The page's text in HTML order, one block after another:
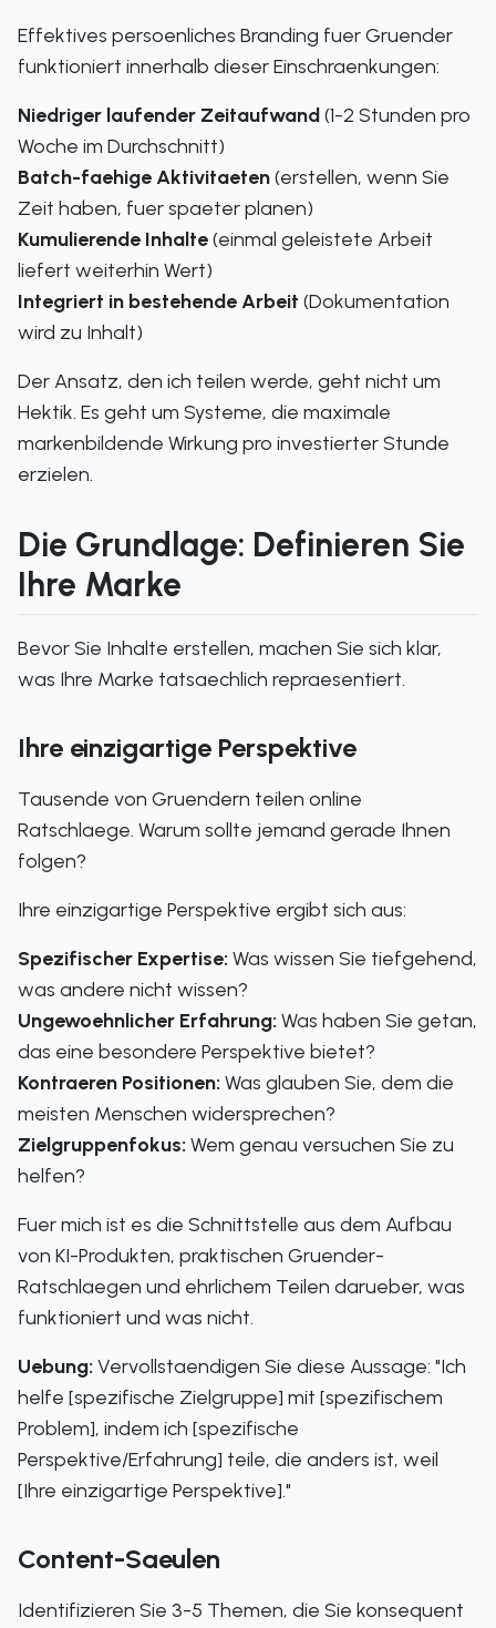
Effektives persoenliches Branding fuer Gruender
funktioniert innerhalb dieser Einschraenkungen:
Niedriger laufender Zeitaufwand(1-2 Stunden pro
Woche im Durchschnitt)
Batch-faehige Aktivitaeten(erstellen, wenn Sie
Zeit haben, fuer spaeter planen)
Kumulierende Inhalte(einmal geleistete Arbeit
liefert weiterhin Wert)
Integriert in bestehende Arbeit (Dokumentation
wird zu Inhalt)
Der Ansatz, den ich teilen werde, geht nicht um
Hektik. Es geht um Systeme, die maximale
markenbildende Wirkung pro investierter Stunde
erzielen.
Die Grundlage: Definieren Sie
Ihre Marke
Bevor Sie Inhalte erstellen, machen Sie sich klar,
was Ihre Marke tatsaechlich repraesentiert.
Ihre einzigartige Perspektive
Tausende von Gruendern teilen online
Ratschlaege. Warum sollte jemand gerade Ihnen
folgen?
Ihre einzigartige Perspektive ergibt sich aus:
Spezifischer Expertise: Was wissen Sie tiefgehend,
was andere nicht wissen?
Ungewoehnlicher Erfahrung: Was haben Sie getan,
das eine besondere Perspektive bietet?
Kontraeren Positionen: Was glauben Sie, dem die
meisten Menschen widersprechen?
Zielgruppenfokus: Wem genau versuchen Sie zu
helfen?
Fuer mich ist es die Schnittstelle aus dem Aufbau
von KI-Produkten, praktischen Gruender-
Ratschlaegen und ehrlichem Teilen darueber, was
funktioniert und was nicht.
Uebung: Vervollstaendigen Sie diese Aussage: "Ich
helfe [spezifische Zielgruppe] mit [spezifischem
Problem], indem ich [spezifische
Perspektive/Erfahrung] teile, die anders ist, weil
[Ihre einzigartige Perspektive]."
Content-Saeulen
Identifizieren Sie 3-5 Themen, die Sie konsequent